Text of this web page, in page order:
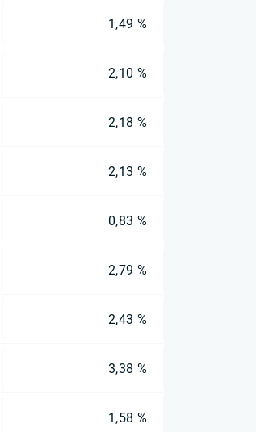
1,49 %
2,10 %
2,18 %
2,13 %
0,83 %
2,79 %
2,43 %
3,38 %
1,58 %